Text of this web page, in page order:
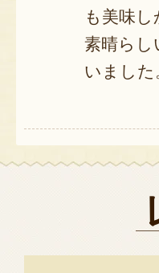
も美味
素晴らし
いました